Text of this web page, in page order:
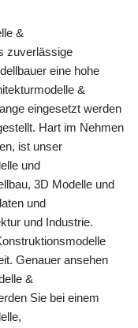
&
zuverlässige
eine hohe
&
eingesetzt werden
Hart im Nehmen
ist unser
und
3D Modelle und
und
und Industrie.
Genauer ansehen
&
Sie bei einem